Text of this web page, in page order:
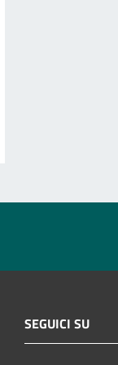
SEGUICI SU